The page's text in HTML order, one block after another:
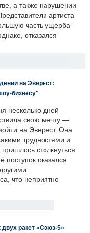
а также нарушении
артиста
часть ущерба -
отказался
на Эверест:
бизнесу"
несколько дней
свою мечту —
на Эверест. Она
трудностями и
столкнуться
поступок оказался
что неприятно
двух ракет «Союз-5»